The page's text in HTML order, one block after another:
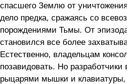
спасшего Землю от
дело предка, сражаясь со
порождениями Тьмы. От
становился все более
Естественно, владельцам
позавидовать. Но
рыцарями мышки и клавиатуры,